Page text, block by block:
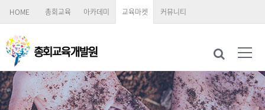
HOME 총회교육 아카데미 교육마켓 커뮤니티